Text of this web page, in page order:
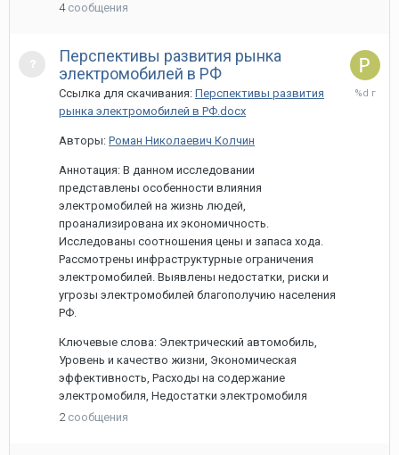
4 сообщения
Перспективы развития рынка
электромобилей в РФ
Ссылка для скачивания: Перспективы развития
рынка электромобилей в РФ.docx
Авторы: Роман Николаевич Колчин
Аннотация: В данном исследовании
представлены особенности влияния
электромобилей на жизнь людей,
проанализирована их экономичность.
Исследованы соотношения цены и запаса хода.
Рассмотрены инфраструктурные ограничения
электромобилей. Выявлены недостатки, риски и
угрозы электромобилей благополучию населения
РФ.
Ключевые слова: Электрический автомобиль,
Уровень и качество жизни, Экономическая
эффективность, Расходы на содержание
электромобиля, Недостатки электромобиля
2 сообщения
29